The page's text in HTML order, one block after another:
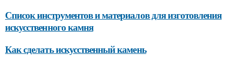
Список инструментов и материалов для изготовления
искусственного камня
Как сделать искусственный камень